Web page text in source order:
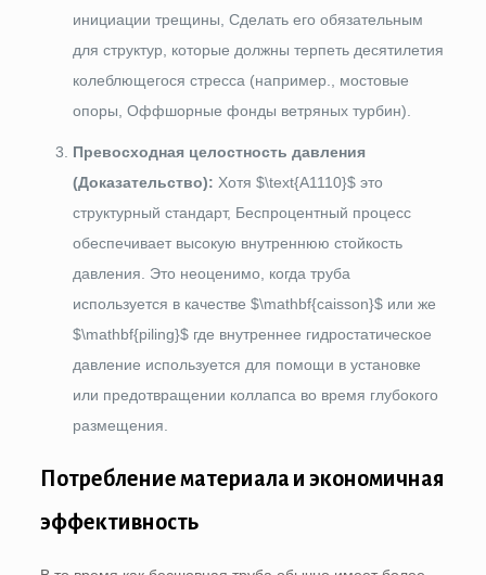
инициации трещины, Сделать его обязательным
для структур, которые должны терпеть десятилетия
колеблющегося стресса (например., мостовые
опоры, Оффшорные фонды ветряных турбин).
Превосходная целостность давления
(Доказательство): Хотя $\text{A1110}$это
структурный стандарт, Беспроцентный процесс
обеспечивает высокую внутреннюю стойкость
давления. Это неоценимо, когда труба
используется в качестве $\mathbf{caisson}$или же
$\mathbf{piling}$где внутреннее гидростатическое
давление используется для помощи в установке
или предотвращении коллапса во время глубокого
размещения.
Потребление материала и экономичная
эффективность